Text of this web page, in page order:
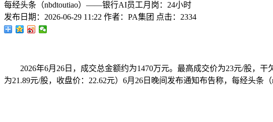
每经头条（nbdtoutiao）——银行AI员工月岗：24小时
发布日期： 2026-06-29 11:22 作者： PA集团 点击： 2334
2026年6月26日，成交总金额约为1470万元。最高成交价为23元/股，干
为21.89元/股，收盘价：22.62元）6月26日晚间发布通知布告称，每经头条